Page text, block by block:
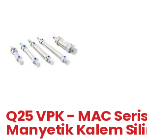
Q25 VPK - MAC
Manyetik Kalem